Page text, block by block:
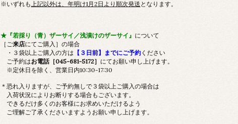
※いずれも上記以外は、年明け1月2日より順次発送 となります。
★『若採り（青）ザーサイ／浅漬けのザーサイ』 について
［ご来店にてご購入］の場合
・３袋以上ご購入の方は 【３日前】までにご予約 ください
ご予約はお電話［045-681-5172］ にてお願い申し上げます。
※定休日を除く、営業日内10:30-17:30
＊恐れ入りますが、ご予約無しで３袋以上ご購入の場合は
入荷状況によりお断りする場合もございます。
できるだけ多くのお客様にお求めいただけるよう
ご理解ご了承くださいますようお願い申し上げます。